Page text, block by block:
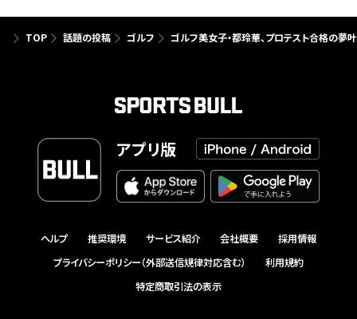
TOP 話題の投稿 ゴルフ ゴルフ美女子・都玲華、プロテスト合格の夢
アプリ版
ヘルプ 推奨環境 サービス紹介 会社概要
採用情報
プライバシーポリシー（外部送信規律対応含む）
利用規約
特定商取引法の表示